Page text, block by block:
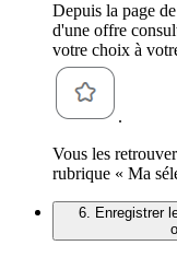
Depuis la page
d'une offre
votre choix à
.
Vous les
rubrique « Ma
6. Enregistrer